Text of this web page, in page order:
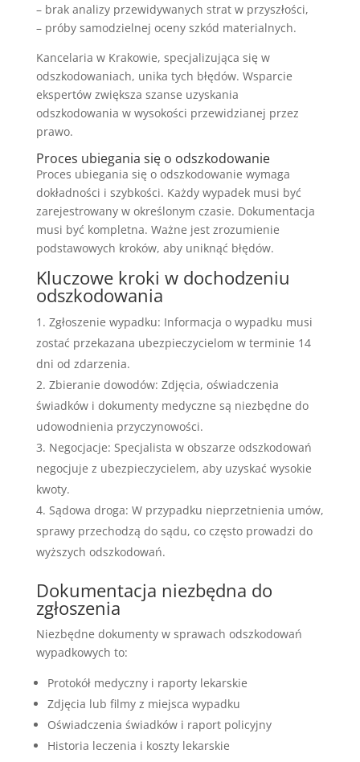
– brak analizy przewidywanych strat w przyszłości,
– próby samodzielnej oceny szkód materialnych.
Kancelaria w Krakowie, specjalizująca się w
odszkodowaniach, unika tych błędów. Wsparcie
ekspertów zwiększa szanse uzyskania
odszkodowania w wysokości przewidzianej przez
prawo.
Proces ubiegania się o odszkodowanie
Proces ubiegania się o odszkodowanie wymaga
dokładności i szybkości. Każdy wypadek musi być
zarejestrowany w określonym czasie. Dokumentacja
musi być kompletna. Ważne jest zrozumienie
podstawowych kroków, aby uniknąć błędów.
Kluczowe kroki w dochodzeniu
odszkodowania
Zgłoszenie wypadku: Informacja o wypadku musi
zostać przekazana ubezpieczycielom w terminie 14
dni od zdarzenia.
Zbieranie dowodów: Zdjęcia, oświadczenia
świadków i dokumenty medyczne są niezbędne do
udowodnienia przyczynowości.
Negocjacje: Specjalista w obszarze odszkodowań
negocjuje z ubezpieczycielem, aby uzyskać wysokie
kwoty.
Sądowa droga: W przypadku nieprzetnienia umów,
sprawy przechodzą do sądu, co często prowadzi do
wyższych odszkodowań.
Dokumentacja niezbędna do
zgłoszenia
Niezbędne dokumenty w sprawach odszkodowań
wypadkowych to:
Protokół medyczny i raporty lekarskie
Zdjęcia lub filmy z miejsca wypadku
Oświadczenia świadków i raport policyjny
Historia leczenia i koszty lekarskie